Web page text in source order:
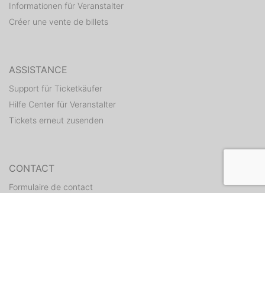
Informationen für Veranstalter
Créer une vente de billets
ASSISTANCE
Support für Ticketkäufer
Hilfe Center für Veranstalter
Tickets erneut zusenden
CONTACT
Formulaire de contact